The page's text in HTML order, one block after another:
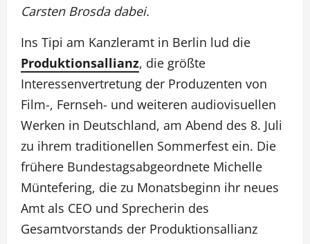
Carsten Brosda dabei.
Ins Tipi am Kanzleramt in Berlin lud die
Produktionsallianz, die größte
Interessenvertretung der Produzenten von
Film-, Fernseh- und weiteren audiovisuellen
Werken in Deutschland, am Abend des 8. Juli
zu ihrem traditionellen Sommerfest ein. Die
frühere Bundestagsabgeordnete Michelle
Müntefering, die zu Monatsbeginn ihr neues
Amt als CEO und Sprecherin des
Gesamtvorstands der Produktionsallianz